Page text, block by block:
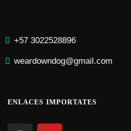
+57 3022528896
weardowndog@gmail.com
ENLACES IMPORTATES